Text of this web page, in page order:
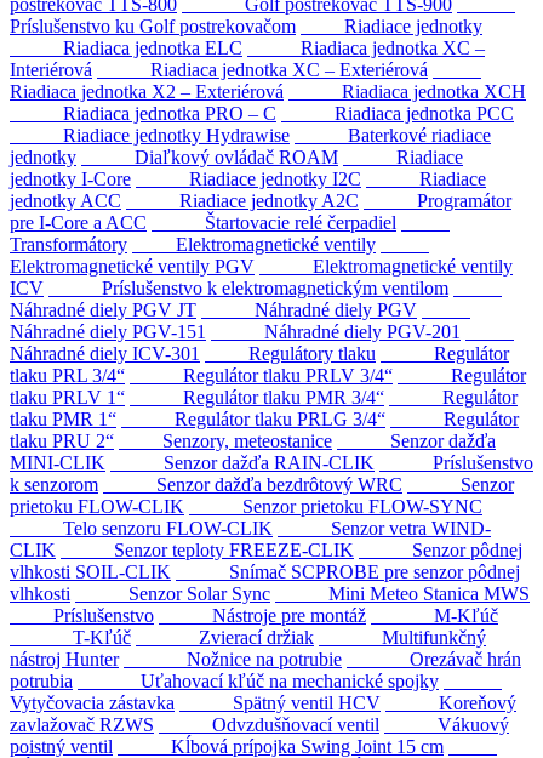
postrekovač TTS-800
Golf postrekovač TTS-900
Príslušenstvo ku Golf postrekovačom
Riadiace jednotky
Riadiaca jednotka ELC
Riadiaca jednotka XC –
Interiérová
Riadiaca jednotka XC – Exteriérová
Riadiaca jednotka X2 – Exteriérová
Riadiaca jednotka XCH
Riadiaca jednotka PRO – C
Riadiaca jednotka PCC
Riadiace jednotky Hydrawise
Baterkové riadiace
jednotky
Diaľkový ovládač ROAM
Riadiace
jednotky I-Core
Riadiace jednotky I2C
Riadiace
jednotky ACC
Riadiace jednotky A2C
Programátor
pre I-Core a ACC
Štartovacie relé čerpadiel
Transformátory
Elektromagnetické ventily
Elektromagnetické ventily PGV
Elektromagnetické ventily
ICV
Príslušenstvo k elektromagnetickým ventilom
Náhradné diely PGV JT
Náhradné diely PGV
Náhradné diely PGV-151
Náhradné diely PGV-201
Náhradné diely ICV-301
Regulátory tlaku
Regulátor
tlaku PRL 3/4“
Regulátor tlaku PRLV 3/4“
Regulátor
tlaku PRLV 1“
Regulátor tlaku PMR 3/4“
Regulátor
tlaku PMR 1“
Regulátor tlaku PRLG 3/4“
Regulátor
tlaku PRU 2“
Senzory, meteostanice
Senzor dažďa
MINI-CLIK
Senzor dažďa RAIN-CLIK
Príslušenstvo
k senzorom
Senzor dažďa bezdrôtový WRC
Senzor
prietoku FLOW-CLIK
Senzor prietoku FLOW-SYNC
Telo senzoru FLOW-CLIK
Senzor vetra WIND-
CLIK
Senzor teploty FREEZE-CLIK
Senzor pôdnej
vlhkosti SOIL-CLIK
Snímač SCPROBE pre senzor pôdnej
vlhkosti
Senzor Solar Sync
Mini Meteo Stanica MWS
Príslušenstvo
Nástroje pre montáž
M-Kľúč
T-Kľúč
Zvierací držiak
Multifunkčný
nástroj Hunter
Nožnice na potrubie
Orezávač hrán
potrubia
Uťahovací kľúč na mechanické spojky
Vytyčovacia zástavka
Spätný ventil HCV
Koreňový
zavlažovač RZWS
Odvzdušňovací ventil
Vákuový
poistný ventil
Kĺbová prípojka Swing Joint 15 cm